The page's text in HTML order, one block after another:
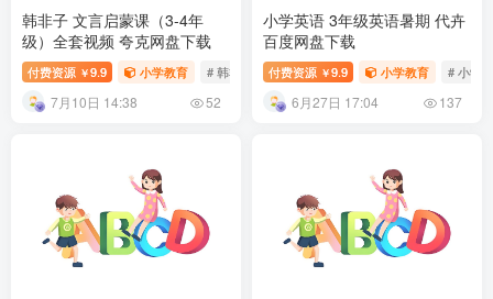
韩非子 文言启蒙课（3-4年
级）全套视频 夸克网盘下载
付费资源 ￥9.9 小学教育 # 韩非子 # 文言启蒙课
7月10日 14:38 52
小学英语 3年级英语暑期 代卉
百度网盘下载
付费资源 ￥9.9 小学教育 # 小学
6月27日 17:04 137